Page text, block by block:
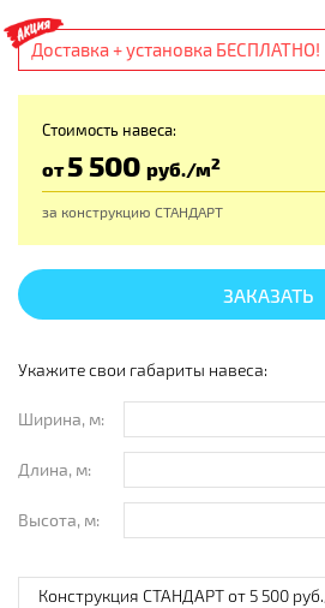
Доставка + установка БЕСПЛАТНО!
Стоимость навеса:
от5 500 руб./м2
за конструкцию СТАНДАРТ
ЗАКАЗАТЬ
Укажите свои габариты навеса:
Ширина, м:
Длина, м:
Высота, м: